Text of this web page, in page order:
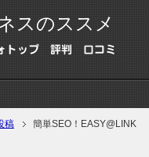
スのススメ
トップ 評判 口コミ
稿
簡単SEO！EASY@LINK